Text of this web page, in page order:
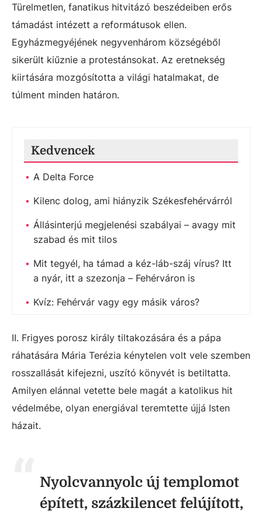
Türelmetlen, fanatikus hitvitázó beszédeiben erős
támadást intézett a reformátusok ellen.
Egyházmegyéjének negyvenhárom községéből
sikerült kiűznie a protestánsokat. Az eretnekség
kiirtására mozgósította a világi hatalmakat, de
túlment minden határon.
Kedvencek
A Delta Force
Kilenc dolog, ami hiányzik Székesfehérvárról
Állásinterjú megjelenési szabályai – avagy mit
szabad és mit tilos
Mit tegyél, ha támad a kéz-láb-száj vírus? Itt
a nyár, itt a szezonja – Fehérváron is
Kvíz: Fehérvár vagy egy másik város?
II. Frigyes porosz király tiltakozására és a pápa
ráhatására Mária Terézia kénytelen volt vele szemben
rosszallását kifejezni, uszító könyvét is betiltatta.
Amilyen elánnal vetette bele magát a katolikus hit
védelmébe, olyan energiával teremtette újjá Isten
házait.
Nyolcvannyolc új templomot
épített, százkilencet felújított,